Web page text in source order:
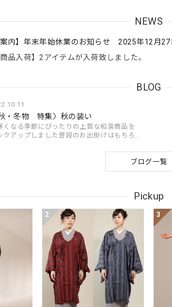
NEWS
案内】年末年始休業のお知らせ 2025年12月
商品入荷】2アイテムが入荷致しました。
BLOG
秋・冬物 特集〉秋の装い
くなる季節にぴったりの上質な和装商品を
クアップしました普段のお出掛けはもちろ
躍するこれからの季節。羽織とコートの違
ブログ一覧
Pickup
2 3